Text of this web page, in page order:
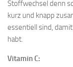
Stoffwechsel denn
kurz und knapp
essentiell sind,
habt.
Vitamin C: